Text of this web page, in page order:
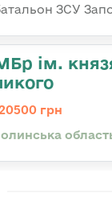
ЗСУ
ім.
грн